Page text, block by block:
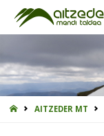
INICIOAITZEDER MT